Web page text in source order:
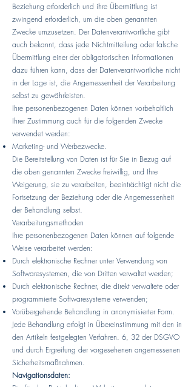
Beziehung erforderlich und ihre Übermittlung ist
zwingend erforderlich, um die oben genannten
Zwecke umzusetzen. Der Datenverantwortliche gibt
auch bekannt, dass jede Nichtmitteilung oder falsche
Übermittlung einer der obligatorischen Informationen
dazu führen kann, dass der Datenverantwortliche nicht
in der Lage ist, die Angemessenheit der Verarbeitung
selbst zu gewährleisten.
Ihre personenbezogenen Daten können vorbehaltlich
Ihrer Zustimmung auch für die folgenden Zwecke
verwendet werden:
Marketing- und Werbezwecke.
Die Bereitstellung von Daten ist für Sie in Bezug auf
die oben genannten Zwecke freiwillig, und Ihre
Weigerung, sie zu verarbeiten, beeinträchtigt nicht die
Fortsetzung der Beziehung oder die Angemessenheit
der Behandlung selbst.
Verarbeitungsmethoden
Ihre personenbezogenen Daten können auf folgende
Weise verarbeitet werden:
Durch elektronische Rechner unter Verwendung von
Softwaresystemen, die von Dritten verwaltet werden;
Durch elektronische Rechner, die direkt verwaltete oder
programmierte Softwaresysteme verwenden;
Vorübergehende Behandlung in anonymisierter Form.
Jede Behandlung erfolgt in Übereinstimmung mit den in
den Artikeln festgelegten Verfahren. 6, 32 der DSGVO
und durch Ergreifung der vorgesehenen angemessenen
Sicherheitsmaßnahmen.
Navigationsdaten: